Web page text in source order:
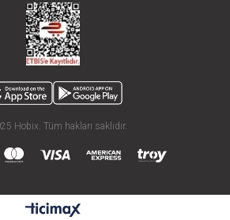
Hobix. Tüm hakları saklıdır.